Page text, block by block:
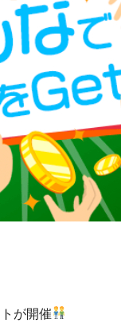
が開催